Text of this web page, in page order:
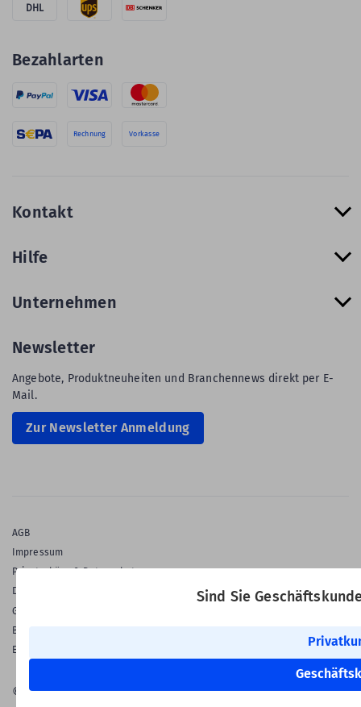
Sind Sie
DHL
Bezahlarten
Rechnung Vorkasse
Kontakt
Hilfe
Unternehmen
Newsletter
Angebote, Produktneuheiten und Branchennews direkt per E-
Mail.
Zur Newsletter Anmeldung
AGB
Impressum
Privatsphäre & Datenschutz
Datenschutz-Einstellungen
Gewährleistung
Barrierefreiheitserklärung
English Language
© 2026 Labelident GmbH